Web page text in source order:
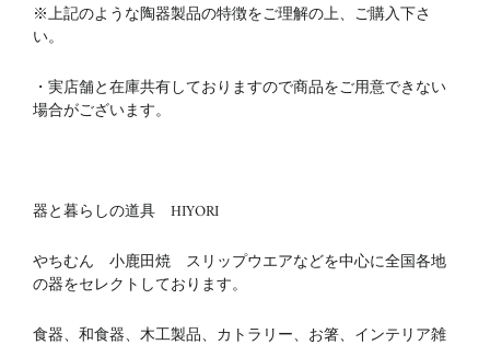
※上記のような陶器製品の特徴をご理解の上、ご購入下さ
い。
・実店舗と在庫共有しておりますので商品をご用意できない
場合がございます。
器と暮らしの道具 HIYORI
やちむん 小鹿田焼 スリップウエアなどを中心に全国各地
の器をセレクトしております。
食器、和食器、木工製品、カトラリー、お箸、インテリア雑